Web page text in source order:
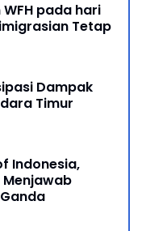
pada hari
Tetap
Dampak
Timur
Indonesia,